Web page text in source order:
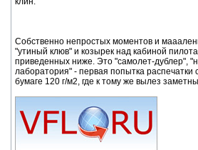
Собственно непростых моментов и
"утиный клюв" и козырек над кабиной
приведенных ниже. Это "самолет-дублер",
лаборатория" - первая попытка распечатки
бумаге 120 г/м2, где к тому же вылез